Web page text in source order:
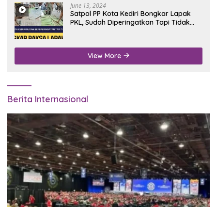
June 13, 2024
Satpol PP Kota Kediri Bongkar Lapak
PKL, Sudah Diperingatkan Tapi Tidak
View More
Berita Internasional